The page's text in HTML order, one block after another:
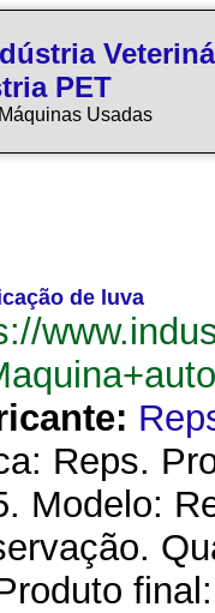
PET
Usadas
de luva
Reps.
Modelo: